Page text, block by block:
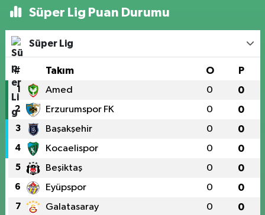
Süper Lig Puan Durumu
Süper Lig
# Takım O P
1 Amed 0 0
2 Erzurumspor FK 0 0
3 Başakşehir 0 0
4 Kocaelispor 0 0
5 Beşiktaş 0 0
6 Eyüpspor 0 0
7 Galatasaray 0 0